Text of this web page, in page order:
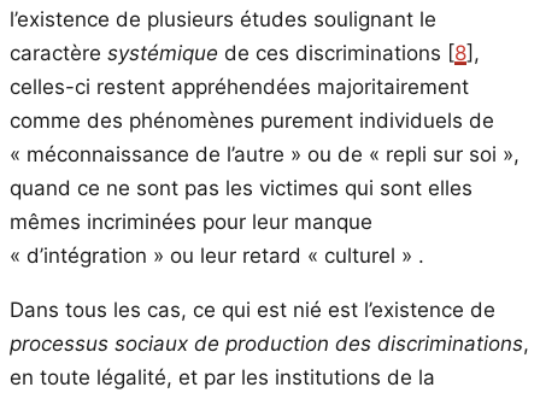
l’existence de plusieurs études soulignant le
caractère systémique de ces discriminations [8],
celles-ci restent appréhendées majoritairement
comme des phénomènes purement individuels de
« méconnaissance de l’autre » ou de « repli sur soi »,
quand ce ne sont pas les victimes qui sont elles
mêmes incriminées pour leur manque
« d’intégration » ou leur retard « culturel » .
Dans tous les cas, ce qui est nié est l’existence de
processus sociaux de production des discriminations,
en toute légalité, et par les institutions de la